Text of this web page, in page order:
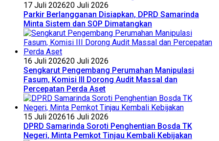
17 Juli 202620 Juli 2026
Parkir Berlangganan Disiapkan, DPRD Samarinda
Minta Sistem dan SOP Dimatangkan
16 Juli 202620 Juli 2026
Sengkarut Pengembang Perumahan Manipulasi
Fasum, Komisi III Dorong Audit Massal dan
Percepatan Perda Aset
15 Juli 202616 Juli 2026
DPRD Samarinda Soroti Penghentian Bosda TK
Negeri, Minta Pemkot Tinjau Kembali Kebijakan